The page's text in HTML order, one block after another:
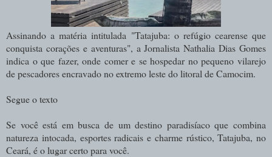
Assinando a matéria intitulada "Tatajuba: o refúgio cearense que
conquista corações e aventuras", a Jornalista Nathalia Dias Gomes
indica o que fazer, onde comer e se hospedar no pequeno vilarejo
de pescadores encravado no extremo leste do litoral de Camocim.
Segue o texto
Se você está em busca de um destino paradisíaco que combina
natureza intocada, esportes radicais e charme rústico, Tatajuba, no
Ceará, é o lugar certo para você.